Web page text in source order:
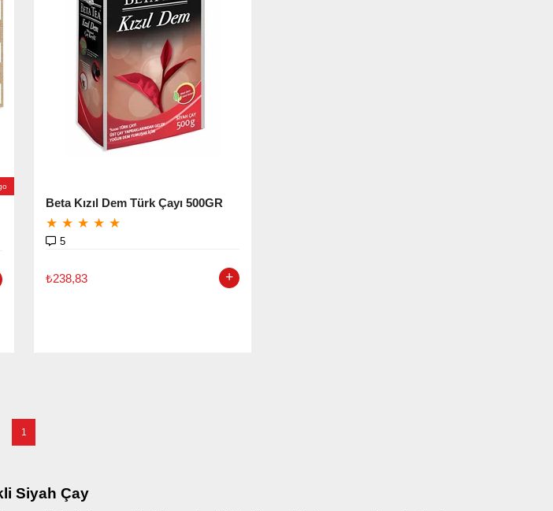
Beta Kızıl Dem Türk Çayı 500GR
★ ★ ★ ★ ★
5
₺238,83
1
Siyah Çay